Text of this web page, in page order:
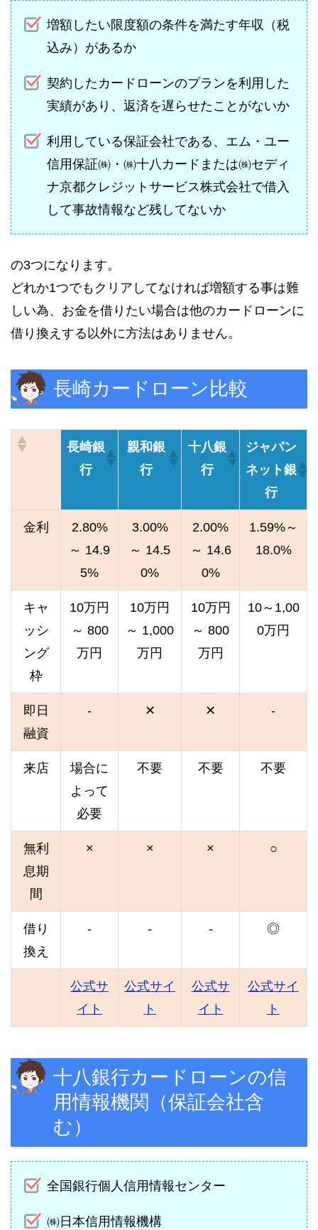
増額したい限度額の条件を満たす年収（税
込み）があるか
契約したカードローンのプランを利用した
実績があり、返済を遅らせたことがないか
利用している保証会社である、エム・ユー
信用保証㈱・㈱十八カードまたは㈱セディ
ナ京都クレジットサービス株式会社で借入
して事故情報など残してないか
の3つになります。
どれか1つでもクリアしてなければ増額する事は難
しい為、お金を借りたい場合は他のカードローンに
借り換えする以外に方法はありません。
長崎カードローン比較
長崎銀
行
親和銀
行
十八銀
行
ジャパン
ネット銀
行
金利
2.80%
～ 14.9
5%
3.00%
～ 14.5
0%
2.00%
～ 14.6
0%
1.59%～
18.0%
キャ
ッシ
ング
枠
10万円
～ 800
万円
10万円
～ 1,000
万円
10万円
～ 800
万円
10～1,00
0万円
即日
融資
- ✕ ✕ -
来店
場合に
よって
必要
不要 不要 不要
無利
息期
間
× × × ○
借り
換え
- - - ◎
公式サ
イト
公式サイ
ト
公式サ
イト
公式サイ
ト
十八銀行カードローンの信
用情報機関（保証会社含
む）
全国銀行個人信用情報センター
㈱日本信用情報機構